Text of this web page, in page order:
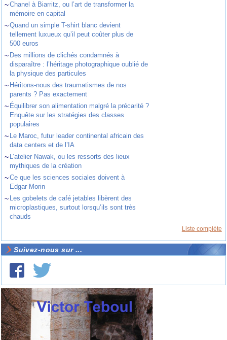
~Chanel à Biarritz, ou l’art de transformer la
mémoire en capital
~Quand un simple T-shirt blanc devient
tellement luxueux qu’il peut coûter plus de
500 euros
~ Des millions de clichés condamnés à
disparaître : l’héritage photographique oublié de
la physique des particules
~ Héritons-nous des traumatismes de nos
parents ? Pas exactement
~ Équilibrer son alimentation malgré la précarité ?
Enquête sur les stratégies des classes
populaires
~ Le Maroc, futur leader continental africain des
data centers et de l’IA
~ L’atelier Nawak, ou les ressorts des lieux
mythiques de la création
~Ce que les sciences sociales doivent à
Edgar Morin
~ Les gobelets de café jetables libèrent des
microplastiques, surtout lorsqu’ils sont très
chauds
Liste complète
Suivez-nous sur ...